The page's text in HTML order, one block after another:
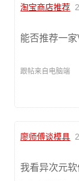
淘宝商店推荐
能否推荐一
跟帖来自电脑端
廖师傅谈模具
我看异次元